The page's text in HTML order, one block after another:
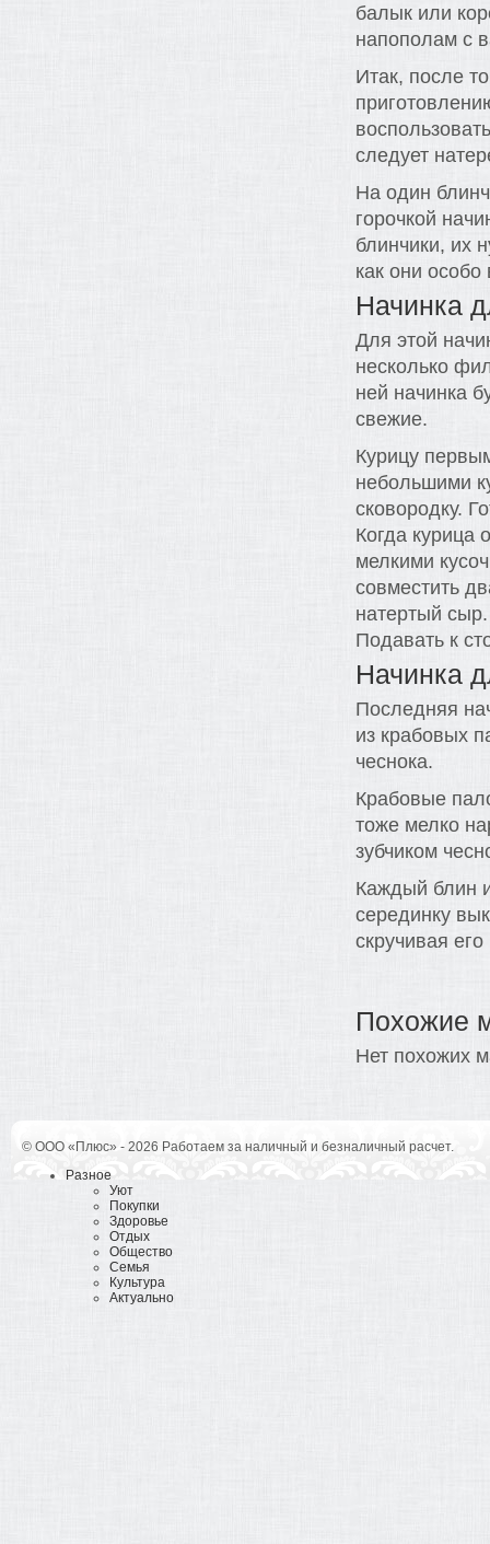
балык или
напополам с
Итак, после
следует
На один
горочкой
блинчики, их
как они
Начинка
Для этой
несколько
ней начинка
свежие.
Курицу
небольшими
сковородку.
Когда курица
мелкими
совместить
натертый
Подавать к
Начинка
Последняя
из крабовых
чеснока.
Крабовые
тоже мелко
зубчиком
Каждый блин
серединку
скручивая его
Похожие
Нет похожих
© ООО «Плюс» - 2026 Работаем за наличный и безналичный расчет.
Разное
Уют
Покупки
Здоровье
Отдых
Общество
Семья
Культура
Актуально